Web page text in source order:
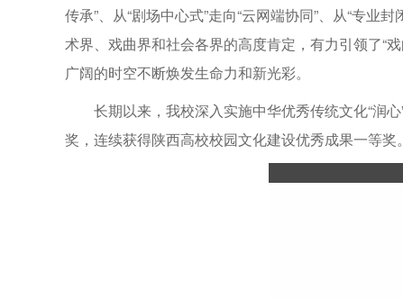
传承”、从“剧场中心式”走向“云网端协同”、从“专业
术界、戏曲界和社会各界的高度肯定，有力引领了“
广阔的时空不断焕发生命力和新光彩。
长期以来，我校深入实施中华优秀传统文化“润
奖，连续获得陕西高校校园文化建设优秀成果一等奖。